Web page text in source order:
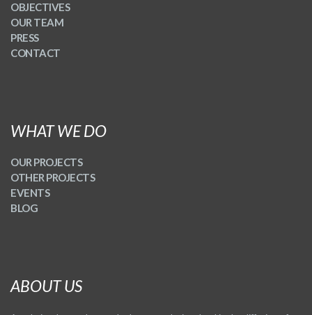
OBJECTIVES
OUR TEAM
PRESS
CONTACT
WHAT WE DO
OUR PROJECTS
OTHER PROJECTS
EVENTS
BLOG
ABOUT US